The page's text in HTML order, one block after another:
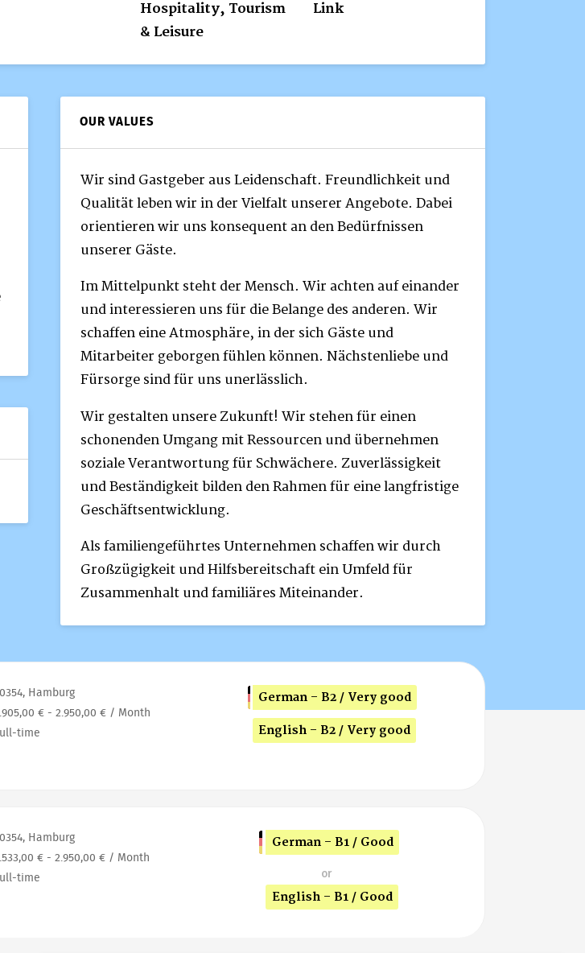
Hospitality, Tourism
& Leisure
Link
OUR VALUES
Wir sind Gastgeber aus Leidenschaft. Freundlichkeit und
Qualität leben wir in der Vielfalt unserer Angebote. Dabei
orientieren wir uns konsequent an den Bedürfnissen
unserer Gäste.
Im Mittelpunkt steht der Mensch. Wir achten auf einander
und interessieren uns für die Belange des anderen. Wir
schaffen eine Atmosphäre, in der sich Gäste und
Mitarbeiter geborgen fühlen können. Nächstenliebe und
Fürsorge sind für uns unerlässlich.
Wir gestalten unsere Zukunft! Wir stehen für einen
schonenden Umgang mit Ressourcen und übernehmen
soziale Verantwortung für Schwächere. Zuverlässigkeit
und Beständigkeit bilden den Rahmen für eine langfristige
Geschäftsentwicklung.
Als familiengeführtes Unternehmen schaffen wir durch
Großzügigkeit und Hilfsbereitschaft ein Umfeld für
Zusammenhalt und familiäres Miteinander.
Hamburg
€ - 2.950,00 € / Month
time
German - B2 / Very good
English - B2 / Very good
Hamburg
€ - 2.950,00 € / Month
time
German - B1 / Good
or
English - B1 / Good